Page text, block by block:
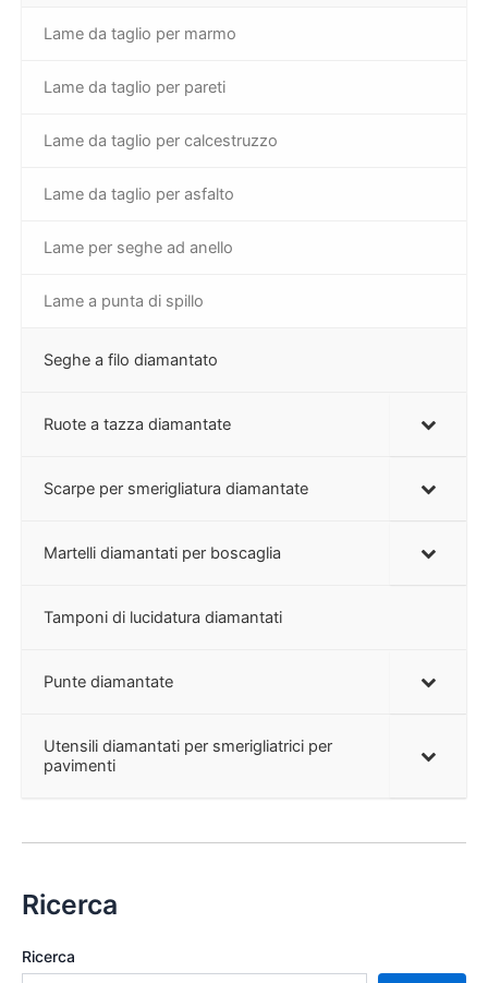
Lame da taglio per marmo
Lame da taglio per pareti
Lame da taglio per calcestruzzo
Lame da taglio per asfalto
Lame per seghe ad anello
Lame a punta di spillo
Seghe a filo diamantato
Ruote a tazza diamantate
Scarpe per smerigliatura diamantate
Martelli diamantati per boscaglia
Tamponi di lucidatura diamantati
Punte diamantate
Utensili diamantati per smerigliatrici per
pavimenti
Ricerca
Ricerca